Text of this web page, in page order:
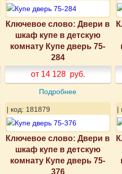
Ключевое слово: Двери в
шкаф купе в детскую
комнату Купе дверь 75-
284
от 14 128 руб.
Подробнее
| код: 181879
Ключевое слово: Двери в
шкаф купе в детскую
комнату Купе дверь 75-
376
|